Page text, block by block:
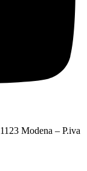
Modena – P.iva